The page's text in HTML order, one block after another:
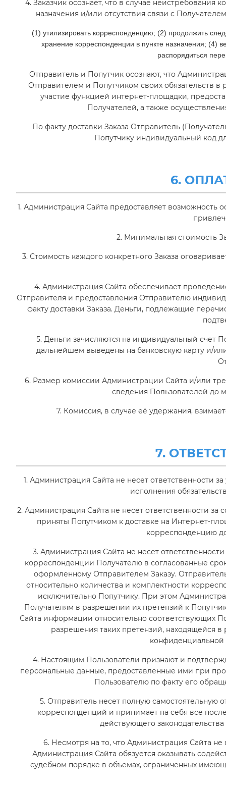
БІЗ ТУРАЛЫ
БАҒА
БАЙЛАНЫСТАР
РУС ҚАЗ ENG
Кіру
4. Заказчик осознает, что в случае
назначения и/или отсутствия связи с
(1) утилизировать корреспонденцию; (2) продолжить
хранение корреспонденции в пункте назначения; (4)
распорядиться
Отправитель и Попутчик осознают, что
Отправителем и Попутчиком своих обязательств
участие функцией интернет-площадки,
Получателей, а также
По факту доставки Заказа Отправитель
Попутчику индивидуальный код
6.
1. Администрация Сайта предоставляет
2. Минимальная стоимость
3. Стоимость каждого конкретного Заказа
4. Администрация Сайта обеспечивает
Отправителя и предоставления Отправителю
факту доставки Заказа. Деньги, подлежащие
5. Деньги зачисляются на индивидуальный счет
дальнейшем выведены на банковскую карту и/
6. Размер комиссии Администрации Сайта и/или
сведения Пользователей до
7. Комиссия, в случае её удержания,
7.
1. Администрация Сайта не несет ответственности
исполнения
2. Администрация Сайта не несет ответственности
приняты Попутчиком к доставке на Интернет-
корреспонденцию
3. Администрация Сайта не несет
корреспонденции Получателю в согласованные
оформленному Отправителем Заказу.
относительно количества и комплектности
исключительно Попутчику. При этом
Получателям в разрешении их претензий к
Сайта информации относительно соответствующих
разрешения таких претензий, находящейся
конфиденциальной
4. Настоящим Пользователи признают и
персональные данные, предоставленные ими при
Пользователю по факту его
5. Отправитель несет полную самостоятельную
корреспонденций и принимает на себя все
действующего
6. Несмотря на то, что Администрация Сайта не
Администрация Сайта обязуется оказывать
судебном порядке в объемах, ограниченных